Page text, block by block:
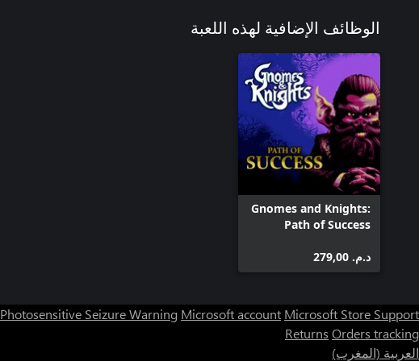
الوظائف الإضافية لهذه اللعبة
Gnomes and Knights:
Path of Success
د.م.‏ 279,00
Photosensitive Seizure Warning Microsoft account Microsoft Store Support
Returns Orders tracking
العربية (المغرب)